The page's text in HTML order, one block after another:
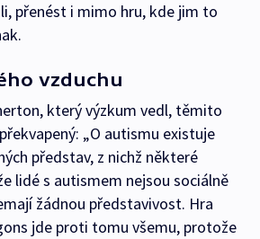
přenést i mimo hru, kde jim to
vzduchu
který výzkum vedl, těmito
„O autismu existuje
představ, z nichž některé
lidé s autismem nejsou sociálně
žádnou představivost. Hra
jde proti tomu všemu, protože